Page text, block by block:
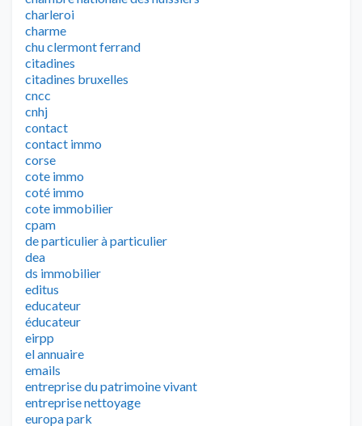
charleroi
charme
chu clermont ferrand
citadines
citadines bruxelles
cncc
cnhj
contact
contact immo
corse
cote immo
coté immo
cote immobilier
cpam
de particulier à particulier
dea
ds immobilier
editus
educateur
éducateur
eirpp
el annuaire
emails
entreprise du patrimoine vivant
entreprise nettoyage
europa park